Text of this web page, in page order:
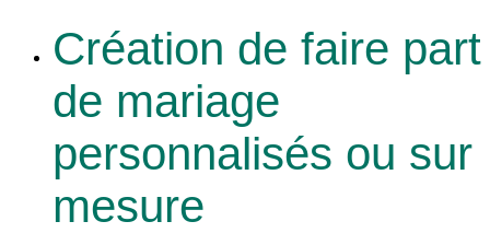
Création de faire part
de mariage
personnalisés ou sur
mesure